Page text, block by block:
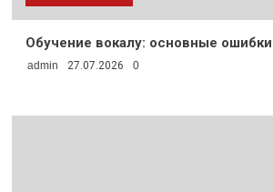
Обучение вокалу: основные ошибки
admin 27.07.2026 0